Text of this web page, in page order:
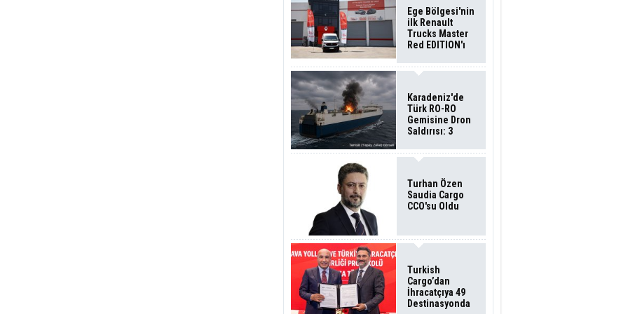
Ege Bölgesi'nin
ilk Renault
Trucks Master
Red EDITION'ı
Filosuna Katıldı
Karadeniz'de
Türk RO-RO
Gemisine Dron
Saldırısı: 3
Durumu Ağır
Turhan Özen
Saudia Cargo
CCO'su Oldu
Turkish
Cargo’dan
İhracatçıya 49
Destinasyonda